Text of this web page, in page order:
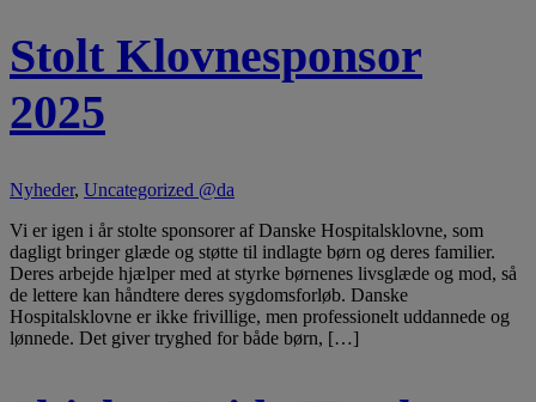
Stolt Klovnesponsor
2025
Nyheder, Uncategorized @da
Vi er igen i år stolte sponsorer af Danske Hospitalsklovne, som
dagligt bringer glæde og støtte til indlagte børn og deres familier.
Deres arbejde hjælper med at styrke børnenes livsglæde og mod, så
de lettere kan håndtere deres sygdomsforløb. Danske
Hospitalsklovne er ikke frivillige, men professionelt uddannede og
lønnede. Det giver tryghed for både børn, […]